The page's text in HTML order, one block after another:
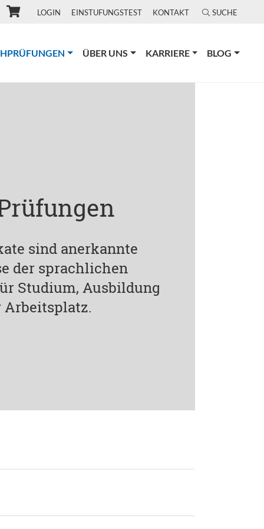
LOGIN EINSTUFUNGSTEST KONTAKT SUCHE
(CURRENT)
ÜBER UNS KARRIERE BLOG
sind anerkannte
der sprachlichen
Studium, Ausbildung
Arbeitsplatz.